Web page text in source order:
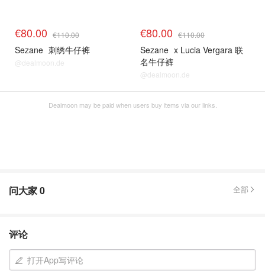
€80.00 €110.00
Sezane 刺绣牛仔裤
@dealmoon.de
€80.00 €110.00
Sezane x Lucia Vergara 联
名牛仔裤
@dealmoon.de
Dealmoon may be paid when users buy items via our links.
问大家0 全部
评论
打开App写评论